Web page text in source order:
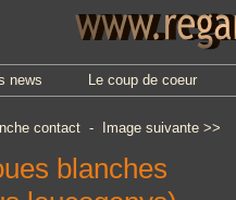
news Le coup de coeur
contact- Image suivante>>
blanches